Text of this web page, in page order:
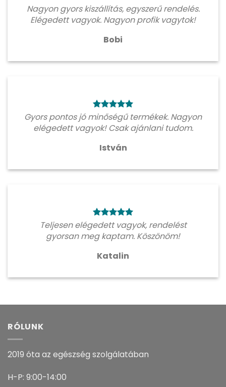
Nagyon gyors kiszállítás, egyszerű rendelés.
Elégedett vagyok. Nagyon profik vagytok!
Bobi
Gyors pontos jó minőségű termékek. Nagyon
elégedett vagyok! Csak ajánlani tudom.
István
Teljesen elégedett vagyok, rendelést
gyorsan meg kaptam. Köszönöm!
Katalin
RÓLUNK
2019 óta az egészség szolgálatában
H-P: 9:00-14:00